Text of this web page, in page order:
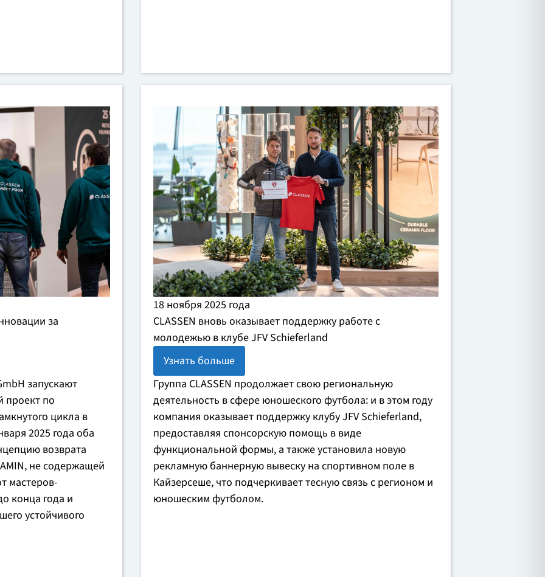
за
запускают
проект по
цикла в
2025 года оба
возврата
не содержащей
мастеров-
конца года и
устойчивого
18 ноября 2025 года
CLASSEN вновь оказывает поддержку работе с
молодежью в клубе JFV Schieferland
Узнать больше
Группа CLASSEN продолжает свою региональную
деятельность в сфере юношеского футбола: и в этом году
компания оказывает поддержку клубу JFV Schieferland,
предоставляя спонсорскую помощь в виде
функциональной формы, а также установила новую
рекламную баннерную вывеску на спортивном поле в
Кайзерсеше, что подчеркивает тесную связь с регионом и
юношеским футболом.